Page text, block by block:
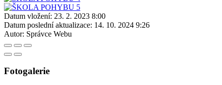
Datum vložení: 23. 2. 2023 8:00
Datum poslední aktualizace: 14. 10. 2024 9:26
Autor: Správce Webu
Fotogalerie